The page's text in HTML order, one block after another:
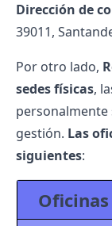
Dirección de
39011,
Por otro lado,
sedes físicas,
personalmente
gestión. Las
siguientes: